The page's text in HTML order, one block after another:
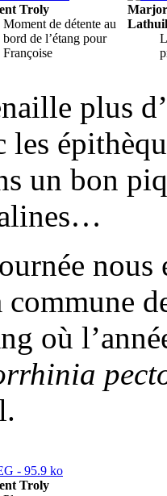
Troly
Moment de détente au
bord de l’étang pour
Françoise
plus
les
un bon
nous
où
Troly